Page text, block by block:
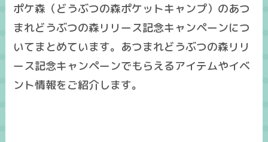
ポケ森（どうぶつの森ポケットキャンプ）のあつ
まれどうぶつの森リリース記念キャンペーンにつ
いてまとめています。あつまれどうぶつの森リリ
ース記念キャンペーンでもらえるアイテムやイベ
ント情報をご紹介します。